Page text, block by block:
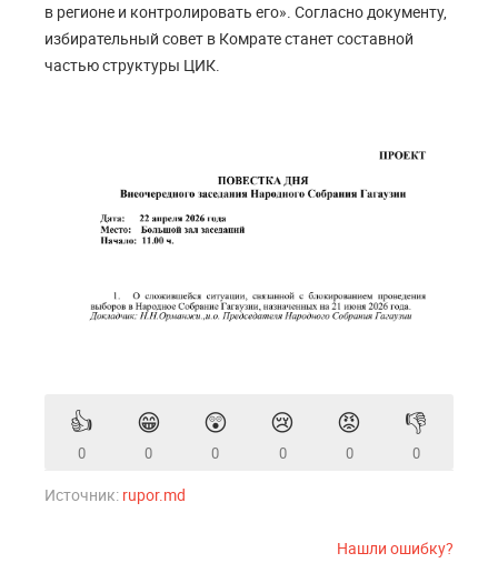
в регионе и контролировать его». Согласно документу,
избирательный совет в Комрате станет составной
частью структуры ЦИК.
👍
0
😁
0
😲
0
😢
0
😡
0
👎
0
Источник: rupor.md
Нашли ошибку?